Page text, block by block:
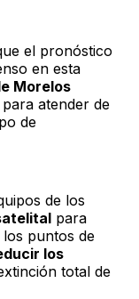
el pronóstico
en esta
Morelos
para atender de
de
de los
para
puntos de
los
total de